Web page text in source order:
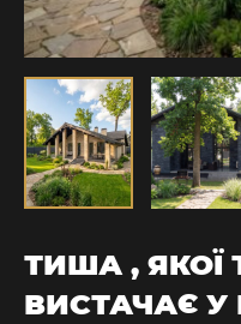
ТИША , ЯКОЇ
ВИСТАЧАЄ